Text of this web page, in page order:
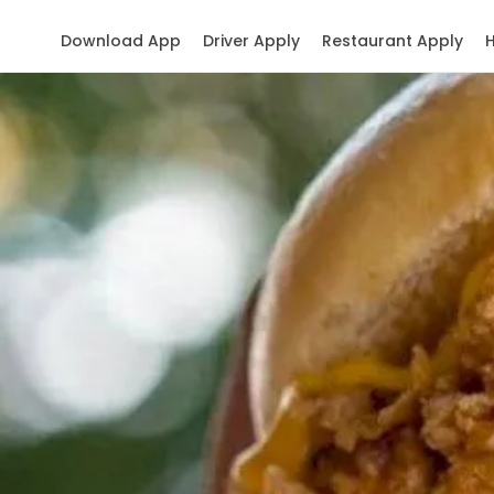
Restaurant Apply
Driver Apply
Download App